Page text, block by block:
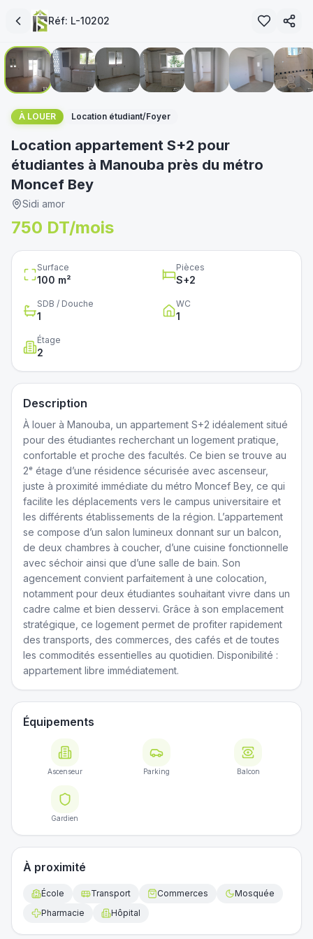
Réf: L-10202 1/12
immoservice.tn
À LOUER Location étudiant/Foyer
Location appartement S+2 pour
étudiantes à Manouba près du métro
Moncef Bey
Sidi amor
750 DT/mois
Surface
100 m²
Pièces
S+2
SDB / Douche
1
WC
1
Étage
2
Description
À louer à Manouba, un appartement S+2 idéalement situé
pour des étudiantes recherchant un logement pratique,
confortable et proche des facultés. Ce bien se trouve au
2ᵉ étage d’une résidence sécurisée avec ascenseur,
juste à proximité immédiate du métro Moncef Bey, ce qui
facilite les déplacements vers le campus universitaire et
les différents établissements de la région. L’appartement
se compose d’un salon lumineux donnant sur un balcon,
de deux chambres à coucher, d’une cuisine fonctionnelle
avec séchoir ainsi que d’une salle de bain. Son
agencement convient parfaitement à une colocation,
notamment pour deux étudiantes souhaitant vivre dans un
cadre calme et bien desservi. Grâce à son emplacement
stratégique, ce logement permet de profiter rapidement
des transports, des commerces, des cafés et de toutes
les commodités essentielles au quotidien. Disponibilité :
appartement libre immédiatement.
Équipements
Ascenseur Parking Balcon
Gardien
À proximité
École Transport Commerces
Mosquée
Pharmacie
Hôpital